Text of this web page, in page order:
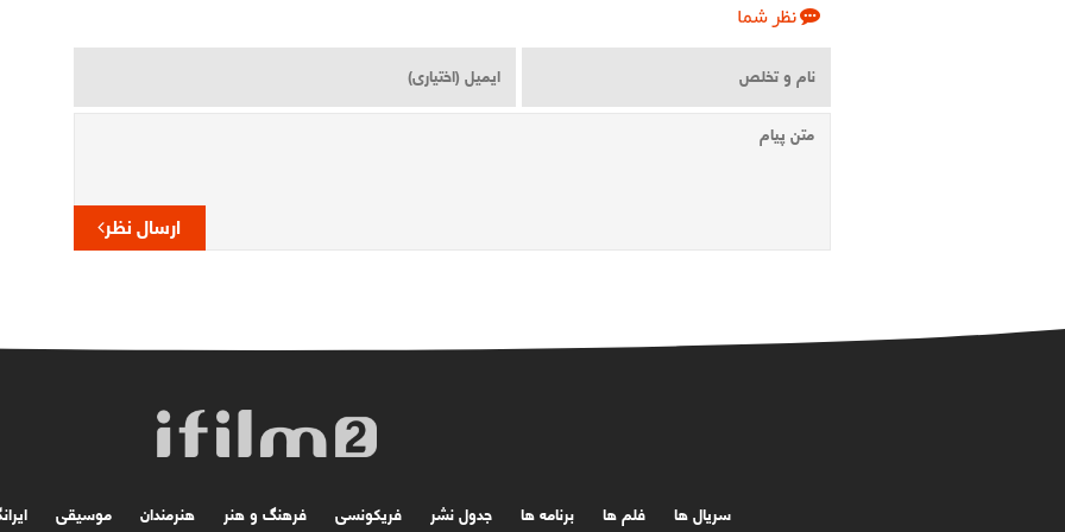
نظر شما
ارسال نظر
سریال ها فلم ها برنامه ها جدول نشر فریکونسی فرهنگ و هنر هنرمندان موسیقی